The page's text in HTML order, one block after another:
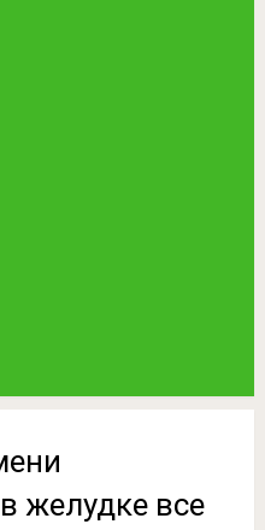
желудке все